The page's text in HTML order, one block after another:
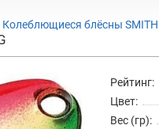
Колеблющиеся блёсны SMITH
Рейтинг:
Цвет:
Вес (гр):